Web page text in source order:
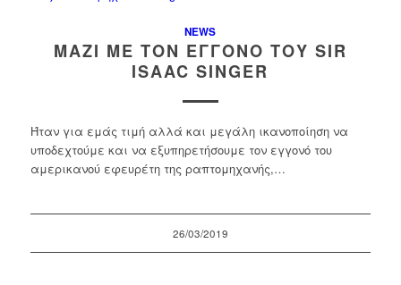
NEWS
ΜΑΖΊ ΜΕ ΤΟΝ ΕΓΓΟΝΌ ΤΟΥ SIR
ISAAC SINGER
Ήταν για εμάς τιμή αλλά και μεγάλη ικανοποίηση να
υποδεχτούμε και να εξυπηρετήσουμε τον εγγονό του
αμερικανού εφευρέτη της ραπτομηχανής,…
26/03/2019